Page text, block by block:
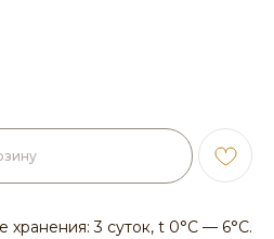
хранения: 3 суток, t 0°С — 6°С.